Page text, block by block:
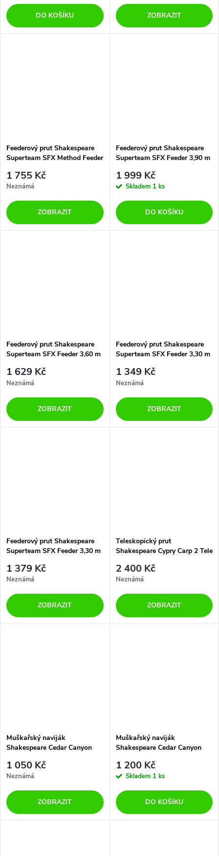
DO KOŠÍKU ZOBRAZIT
Feederový prut Shakespeare
Superteam SFX Method Feeder
1 755 Kč
Neznámá
ZOBRAZIT
Feederový prut Shakespeare
Superteam SFX Feeder 3,90 m
1 999 Kč
Skladem 1 ks
DO KOŠÍKU
Feederový prut Shakespeare
Superteam SFX Feeder 3,60 m
1 629 Kč
Neznámá
ZOBRAZIT
Feederový prut Shakespeare
Superteam SFX Feeder 3,30 m
1 349 Kč
Neznámá
ZOBRAZIT
Feederový prut Shakespeare
Superteam SFX Feeder 3,30 m
1 379 Kč
Neznámá
ZOBRAZIT
Teleskopický prut
Shakespeare Cypry Carp 2 Tele
2 400 Kč
Neznámá
ZOBRAZIT
Muškařský naviják
Shakespeare Cedar Canyon
1 050 Kč
Neznámá
ZOBRAZIT
Muškařský naviják
Shakespeare Cedar Canyon
1 200 Kč
Skladem 1 ks
DO KOŠÍKU